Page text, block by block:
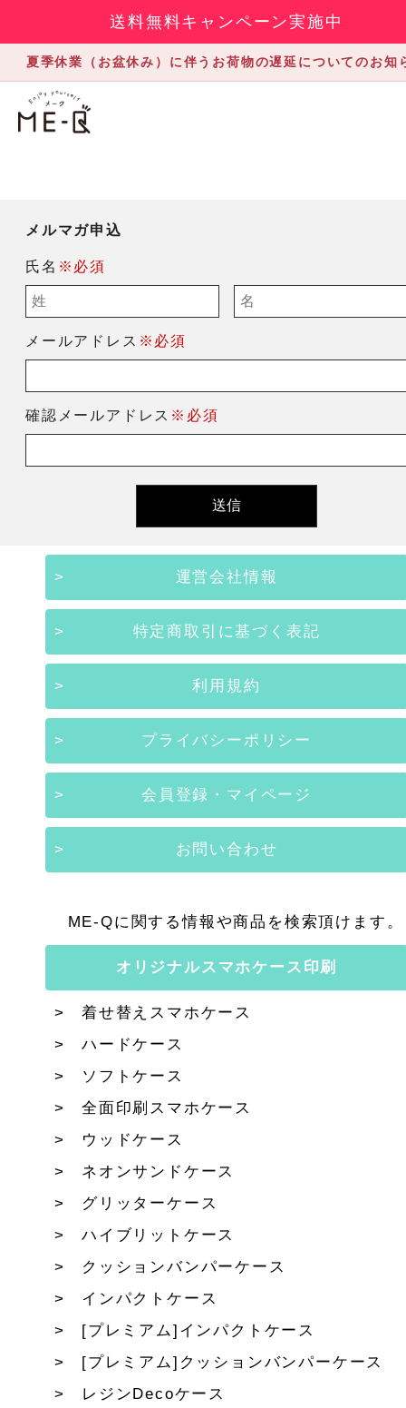
送料無料キャンペーン実施中
夏季休業（お盆休み）に伴うお荷物の遅延についてのお知
メルマガ申込
氏名 ※必須
メールアドレス ※必須
確認メールアドレス ※必須
運営会社情報
特定商取引に基づく表記
利用規約
プライバシーポリシー
会員登録・マイページ
お問い合わせ
ME-Qに関する情報や商品を検索頂けます。
オリジナルスマホケース印刷
着せ替えスマホケース
ハードケース
ソフトケース
全面印刷スマホケース
ウッドケース
ネオンサンドケース
グリッターケース
ハイブリットケース
クッションバンパーケース
インパクトケース
[プレミアム]インパクトケース
[プレミアム]クッションバンパーケース
レジンDecoケース